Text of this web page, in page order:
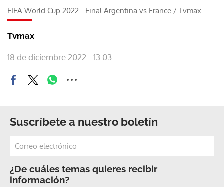
FIFA World Cup 2022 - Final Argentina vs France / Tvmax
Tvmax
18 de diciembre 2022 - 13:03
Suscríbete a nuestro boletín
¿De cuáles temas quieres recibir
información?